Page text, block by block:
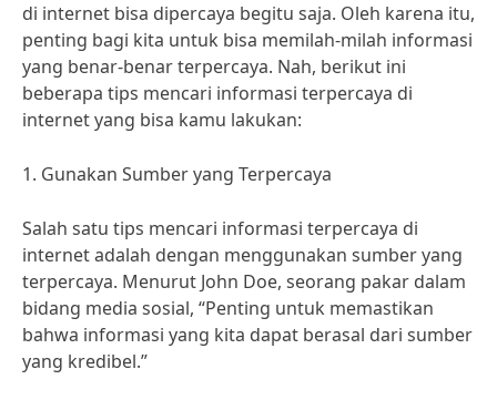
di internet bisa dipercaya begitu saja. Oleh karena itu,
penting bagi kita untuk bisa memilah-milah informasi
yang benar-benar terpercaya. Nah, berikut ini
beberapa tips mencari informasi terpercaya di
internet yang bisa kamu lakukan:
1. Gunakan Sumber yang Terpercaya
Salah satu tips mencari informasi terpercaya di
internet adalah dengan menggunakan sumber yang
terpercaya. Menurut John Doe, seorang pakar dalam
bidang media sosial, “Penting untuk memastikan
bahwa informasi yang kita dapat berasal dari sumber
yang kredibel.”